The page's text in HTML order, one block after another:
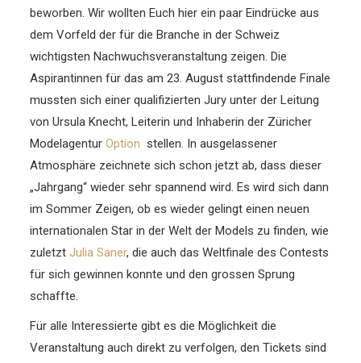
beworben. Wir wollten Euch hier ein paar Eindrücke aus
dem Vorfeld der für die Branche in der Schweiz
wichtigsten Nachwuchsveranstaltung zeigen.Die
Aspirantinnen für das am 23. August stattfindende Finale
mussten sich einer qualifizierten Jury unter der Leitung
von Ursula Knecht, Leiterin und Inhaberin der Züricher
ModelagenturOption stellen. In ausgelassener
Atmosphäre zeichnete sich schon jetzt ab, dass dieser
„Jahrgang“ wieder sehr spannend wird. Es wird sich dann
im Sommer Zeigen, ob es wieder gelingt einen neuen
internationalen Star in der Welt der Models zu finden, wie
zuletztJulia Saner, die auch das Weltfinale des Contests
für sich gewinnen konnte und den grossen Sprung
schaffte.
Für alle Interessierte gibt es die Möglichkeit die
Veranstaltung auch direkt zu verfolgen, den Tickets sind